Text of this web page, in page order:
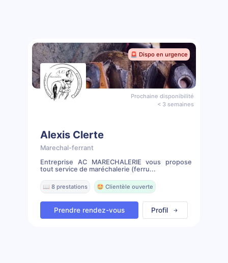
🚨 Dispo en urgence
Prochaine disponibilité
< 3 semaines
Alexis Clerte
Marechal-ferrant
Entreprise AC MARECHALERIE vous propose
tout service de maréchalerie (ferru...
📖 8 prestations 🤩 Clientèle ouverte
Prendre rendez-vous Profil